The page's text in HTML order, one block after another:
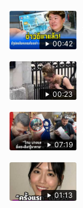
00:42
00:23
07:19
01:13